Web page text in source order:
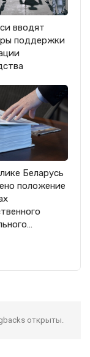
вводят
поддержки
Беларусь
положение
открыты.